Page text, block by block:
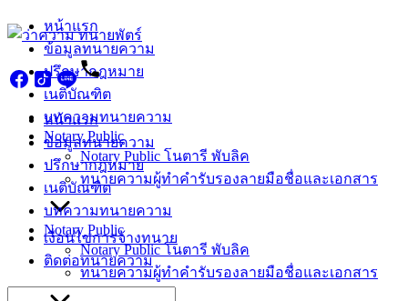
Skip
to
content
หน้าแรก
ข้อมูลทนายความ
ปรึกษากฎหมาย
เนติบัณฑิต
บทความทนายความ
Notary Public
Notary Public โนตารี พับลิค
ทนายความผู้ทำคำรับรองลายมือชื่อและเอกสาร
หน้าแรก
ข้อมูลทนายความ
ปรึกษากฎหมาย
เนติบัณฑิต
บทความทนายความ
Notary Public
Notary Public โนตารี พับลิค
ทนายความผู้ทำคำรับรองลายมือชื่อและเอกสาร
เงื่อนไขการจ้างทนาย
ติดต่อทนายความ